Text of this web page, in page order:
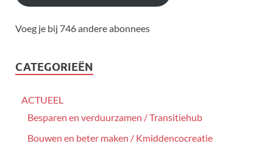
Voeg je bij 746 andere abonnees
CATEGORIEËN
ACTUEEL
Besparen en verduurzamen / Transitiehub
Bouwen en beter maken / Kmiddencocreatie